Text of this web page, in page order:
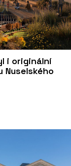
i originální
Nuselského